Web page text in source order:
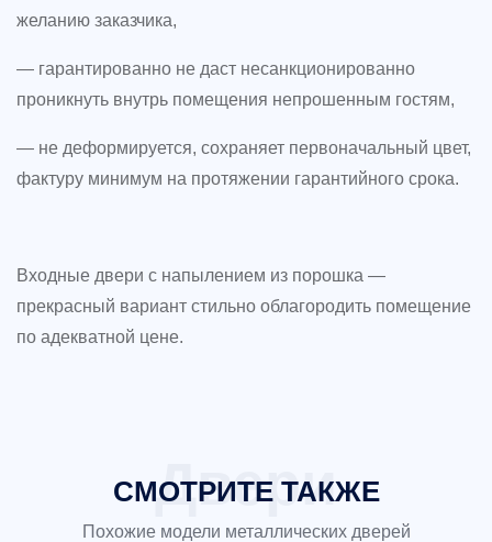
желанию заказчика,
— гарантированно не даст несанкционированно
проникнуть внутрь помещения непрошенным гостям,
— не деформируется, сохраняет первоначальный цвет,
фактуру минимум на протяжении гарантийного срока.
Входные двери с напылением из порошка —
прекрасный вариант стильно облагородить помещение
по адекватной цене.
СМОТРИТЕ ТАКЖЕ
Похожие модели металлических дверей